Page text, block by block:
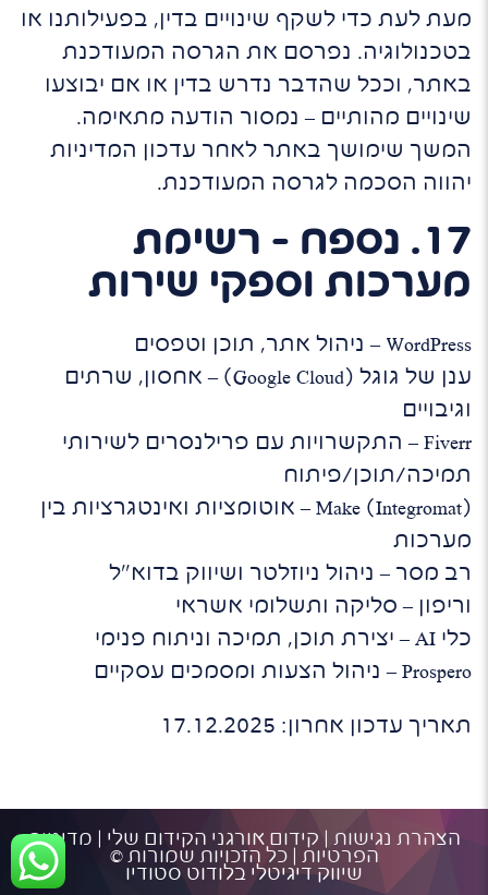
מעת לעת כדי לשקף שינויים בדין, בפעילותנו או
בטכנולוגיה. נפרסם את הגרסה המעודכנת
באתר, וככל שהדבר נדרש בדין או אם יבוצעו
שינויים מהותיים – נמסור הודעה מתאימה.
המשך שימושך באתר לאחר עדכון המדיניות
יהווה הסכמה לגרסה המעודכנת.
17. נספח – רשימת
מערכות וספקי שירות
WordPress – ניהול אתר, תוכן וטפסים
ענן של גוגל (Google Cloud) – אחסון, שרתים
וגיבויים
Fiverr – התקשרויות עם פרילנסרים לשירותי
תמיכה/תוכן/פיתוח
Make (Integromat) – אוטומציות ואינטגרציות בין
מערכות
רב מסר – ניהול ניוזלטר ושיווק בדוא"ל
וריפון – סליקה ותשלומי אשראי
כלי AI – יצירת תוכן, תמיכה וניתוח פנימי
Prospero – ניהול הצעות ומסמכים עסקיים
תאריך עדכון אחרון: 17.12.2025
הצהרת נגישות קידום אורגני הקידום שלי
מדיניות
הפרטיות | כל הזכויות שמורות ©
שיווק דיגיטלי בלודוט סטודיו